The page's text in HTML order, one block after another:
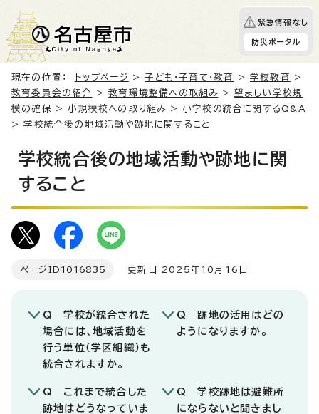
緊急情報なし
防災ポータル
現在の位置： トップページ >子ども・子育て・教育 >学校教育
>
教育委員会の紹介
>教育環境整備への取組み >望ましい学校規
模の確保 >小規模校への取り組み >小学校の統合に関するQ&A
> 学校統合後の地域活動や跡地に関すること
学校統合後の地域活動や跡地に関
すること
ページID 1016835 更新日 2025年10月16日
Q 学校が統合された
場合には、地域活動を
行う単位（学区組織）も
統合されますか。
Q 跡地の活用はどの
ようになりますか。
Q これまで統合した
跡地はどうなっていま
Q 学校跡地は避難所
にならないと聞きまし